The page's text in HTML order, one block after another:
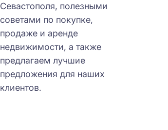
Севастополя, полезными
советами по покупке,
продаже и аренде
недвижимости, а также
предлагаем лучшие
предложения для наших
клиентов.